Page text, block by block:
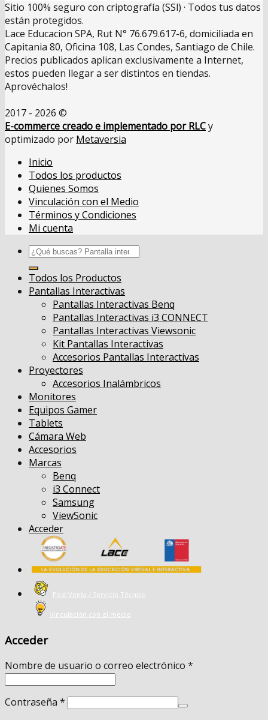
Sitio 100% seguro con criptografía (SSl) · Todos tus datos
están protegidos.
Lace Educacion SPA, Rut N° 76.679.617-6, domiciliada en
Capitania 80, Oficina 108, Las Condes, Santiago de Chile.
Precios publicados aplican exclusivamente a Internet,
estos pueden llegar a ser distintos en tiendas.
Aprovéchalos!
2017 - 2026 ©
E-commerce creado e implementado por RLCy
optimizado por Metaversia
Inicio
Todos los productos
Quienes Somos
Vinculación con el Medio
Términos y Condiciones
Mi cuenta
Buscar
por:
Todos los Productos
Pantallas Interactivas
Pantallas Interactivas Benq
Pantallas Interactivas i3 CONNECT
Pantallas Interactivas Viewsonic
Kit Pantallas Interactivas
Accesorios Pantallas Interactivas
Proyectores
Accesorios Inalámbricos
Monitores
Equipos Gamer
Tablets
Cámara Web
Accesorios
Marcas
Benq
i3 Connect
Samsung
ViewSonic
Acceder
Post Venta / Servicio Técnico
Vinculación con el medio
Acceder
Nombre de usuario o correo electrónico *
Contraseña *